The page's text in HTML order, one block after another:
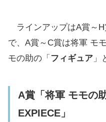
D賞「ビッグタオ
E賞「ラウンドプ
「タンブラー」「
F賞「タンブラー
G賞「ロングタオル
ラインアップはA賞～
で、A賞～C賞は将軍 モ
モの助の「 フィギュア 」
A賞「将軍 モモの
EXPIECE」